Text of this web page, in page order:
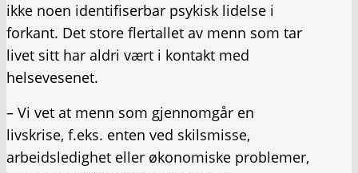
ikke noen identifiserbar psykisk lidelse i
forkant. Det store flertallet av menn som tar
livet sitt har aldri vært i kontakt med
helsevesenet.
– Vi vet at menn som gjennomgår en
livskrise, f.eks. enten ved skilsmisse,
arbeidsledighet eller økonomiske problemer,